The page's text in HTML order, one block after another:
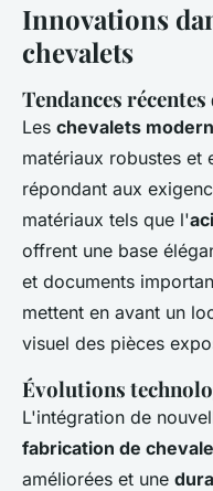
Innovations
chevalets
Tendances
Les chevalets
matériaux robustes et
répondant aux
matériaux tels que l'
offrent une base
et documents
mettent en avant un
visuel des pièces
Évolutions
L'intégration de
fabrication de
améliorées et une